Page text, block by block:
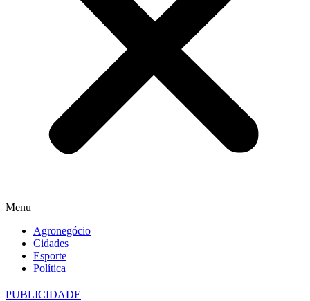
Menu
Agronegócio
Cidades
Esporte
Política
PUBLICIDADE